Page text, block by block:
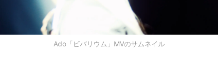
Ado「ビバリウム」MVのサムネイル